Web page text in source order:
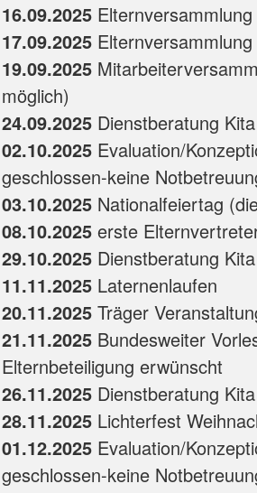
16.09.2025
17.09.2025
19.09.2025
möglich)
24.09.2025 Dienstberatung
02.10.2025 Evaluation/
geschlossen-keine
03.10.2025 Nationalfeiertag
08.10.2025 erste
29.10.2025 Dienstberatung
11.11.2025 Laternenlaufen
20.11.2025 Träger
21.11.2025 Bundesweiter
Elternbeteiligung erwünscht
26.11.2025 Dienstberatung
28.11.2025 Lichterfest
01.12.2025 Evaluation/
geschlossen-keine